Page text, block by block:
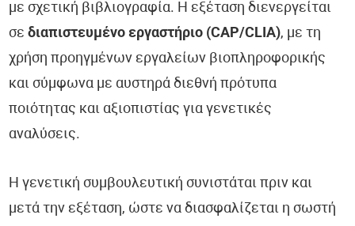
με σχετική βιβλιογραφία. Η εξέταση διενεργείται
σεδιαπιστευμένο εργαστήριο (CAP/CLIA), με τη
χρήση προηγμένων εργαλείων βιοπληροφορικής
και σύμφωνα με αυστηρά διεθνή πρότυπα
ποιότητας και αξιοπιστίας για γενετικές
αναλύσεις.
Η γενετική συμβουλευτική συνιστάται πριν και
μετά την εξέταση, ώστε να διασφαλίζεται η σωστή